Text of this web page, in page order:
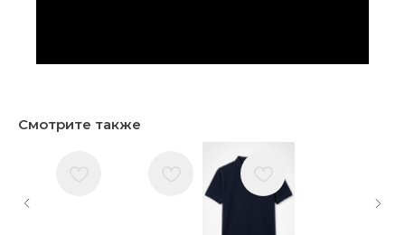
Смотрите также